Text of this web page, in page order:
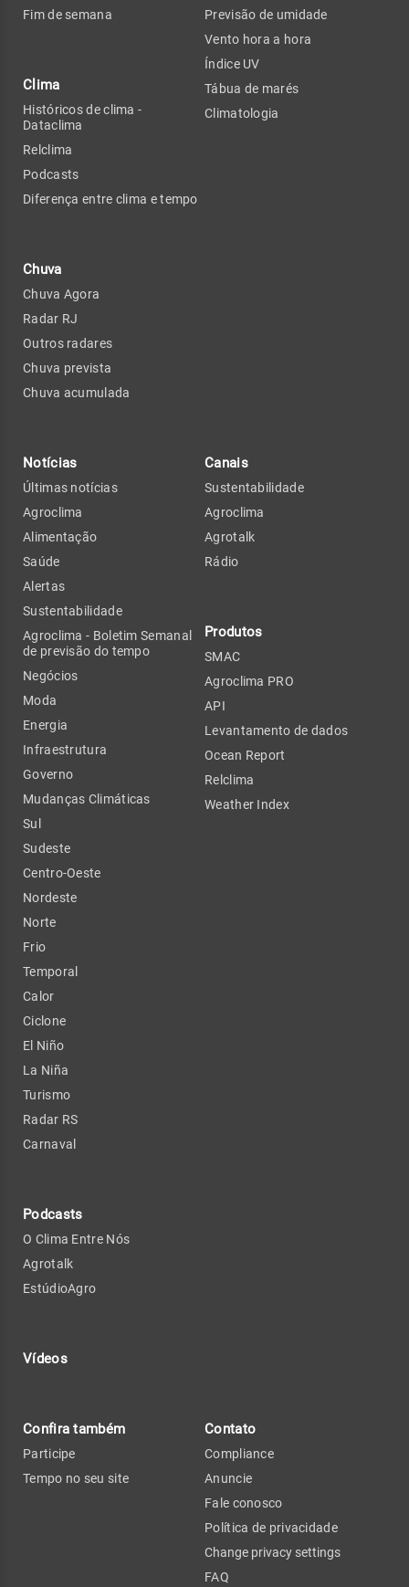
Fim de semana
Clima
Históricos de clima -
Dataclima
Relclima
Podcasts
Diferença entre clima e tempo
Chuva
Chuva Agora
Radar RJ
Outros radares
Chuva prevista
Chuva acumulada
Previsão de umidade
Vento hora a hora
Índice UV
Tábua de marés
Climatologia
Notícias
Últimas notícias
Agroclima
Alimentação
Saúde
Alertas
Sustentabilidade
Agroclima - Boletim Semanal
de previsão do tempo
Negócios
Moda
Energia
Infraestrutura
Governo
Mudanças Climáticas
Sul
Sudeste
Centro-Oeste
Nordeste
Norte
Frio
Temporal
Calor
Ciclone
El Niño
La Niña
Turismo
Radar RS
Carnaval
Podcasts
O Clima Entre Nós
Agrotalk
EstúdioAgro
Vídeos
Canais
Sustentabilidade
Agroclima
Agrotalk
Rádio
Produtos
SMAC
Agroclima PRO
API
Levantamento de dados
Ocean Report
Relclima
Weather Index
Confira também
Participe
Tempo no seu site
Contato
Compliance
Anuncie
Fale conosco
Política de privacidade
Change privacy settings
FAQ